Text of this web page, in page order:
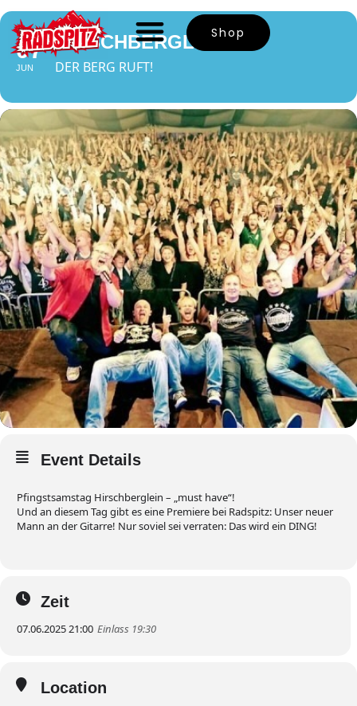
Shop
SA
07
JUN
HIRSCHBERGLEIN
DER BERG RUFT!
Event Details
Pfingstsamstag Hirschberglein – „must have“!
Und an diesem Tag gibt es eine Premiere bei Radspitz: Unser neuer
Mann an der Gitarre! Nur soviel sei verraten: Das wird ein DING!
Zeit
07.06.2025 21:00 Einlass 19:30
Location